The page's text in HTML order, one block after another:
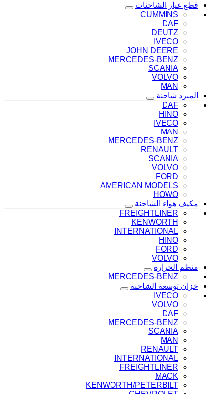
قطع غيار الشاحنات
CUMMINS
DAF
DEUTZ
IVECO
JOHN DEERE
MERCEDES-BENZ
SCANIA
VOLVO
MAN
المبرد شاحنة
DAF
HINO
IVECO
MAN
MERCEDES-BENZ
RENAULT
SCANIA
VOLVO
FORD
AMERICAN MODELS
HOWO
مكيف هواء الشاحنة
FREIGHTLINER
KENWORTH
INTERNATIONAL
HINO
FORD
VOLVO
منظم الحراره
MERCEDES-BENZ
خزان توسعة الشاحنة
IVECO
VOLVO
DAF
MERCEDES-BENZ
SCANIA
MAN
RENAULT
INTERNATIONAL
FREIGHTLINER
MACK
KENWORTH/PETERBILT